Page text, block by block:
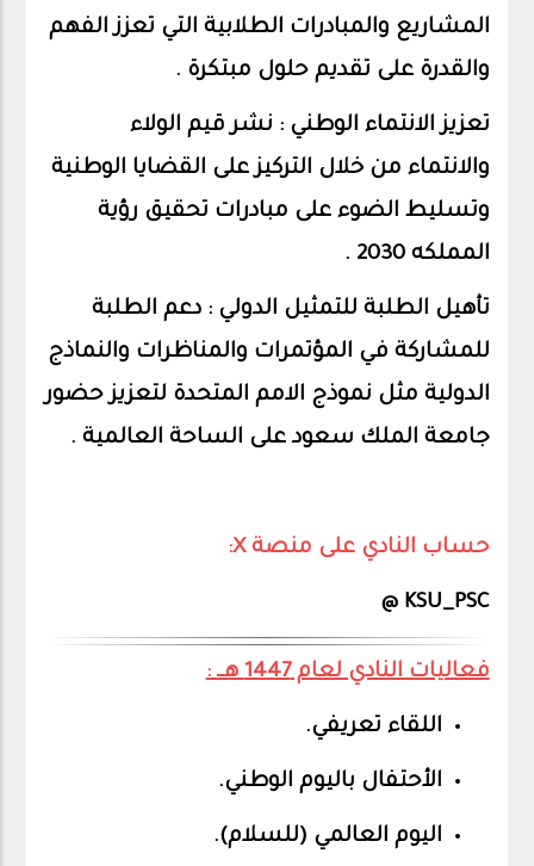
المشاريع والمبادرات الطلابية التي تعزز الفهم
والقدرة على تقديم حلول مبتكرة .
تعزيز الانتماء الوطني : نشر قيم الولاء
والانتماء من خلال التركيز على القضايا الوطنية
وتسليط الضوء على مبادرات تحقيق رؤية
المملكه 2030 .
تأهيل الطلبة للتمثيل الدولي : دعم الطلبة
للمشاركة في المؤتمرات والمناظرات والنماذج
الدولية مثل نموذج الامم المتحدة لتعزيز حضور
جامعة الملك سعود على الساحة العالمية .
حساب النادي على منصة X:
KSU_PSC @
فعاليات النادي لعام 1447 هــ :
اللقاء تعريفي.
الأحتفال باليوم الوطني.
اليوم العالمي (للسلام).